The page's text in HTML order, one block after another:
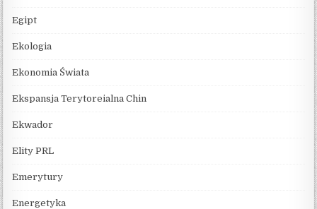
Egipt
Ekologia
Ekonomia Świata
Ekspansja Terytoreialna Chin
Ekwador
Elity PRL
Emerytury
Energetyka